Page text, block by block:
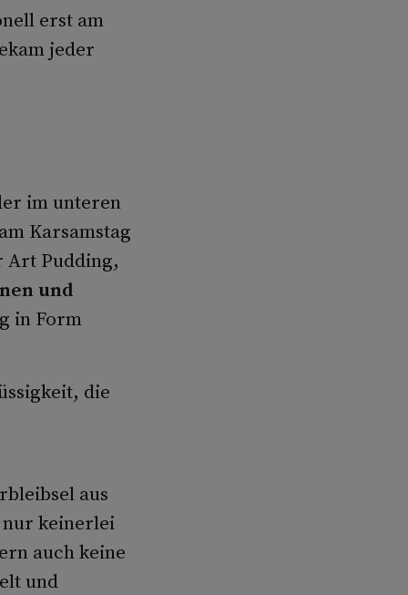
erst am
jeder
im unteren
Karsamstag
Art Pudding,
und
in Form
die
aus
nur keinerlei
auch keine
und